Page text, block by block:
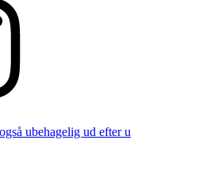
ubehagelig ud efter u